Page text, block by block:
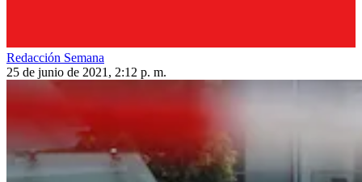
Redacción Semana
25 de junio de 2021, 2:12 p. m.